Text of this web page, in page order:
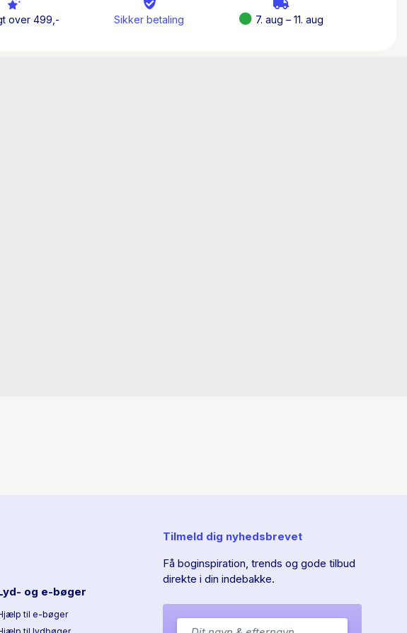
over 499,- Sikker betaling 7. aug – 11. aug
og e-bøger
til e-bøger
Tilmeld dig nyhedsbrevet
Få boginspiration, trends og gode tilbud
direkte i din indebakke.